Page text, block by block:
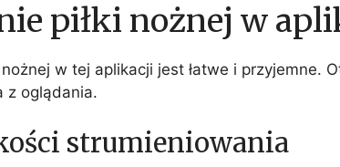
piłki nożnej w
nożnej w tej aplikacji jest łatwe i przyjemne.
z oglądania.
strumieniowania